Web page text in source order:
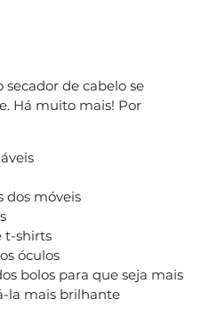
secador de cabelo se
Há muito mais! Por
dos móveis
t-shirts
óculos
bolos para que seja mais
la mais brilhante